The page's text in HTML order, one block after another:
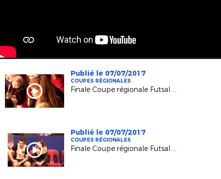
Publié le 07/07/2017
COUPES RÉGIONALES
Finale Coupe régionale Futsal U13 2016/2017
Publié le 07/07/2017
COUPES RÉGIONALES
Finale Coupe régionale Futsal Seniors M 2016/2017